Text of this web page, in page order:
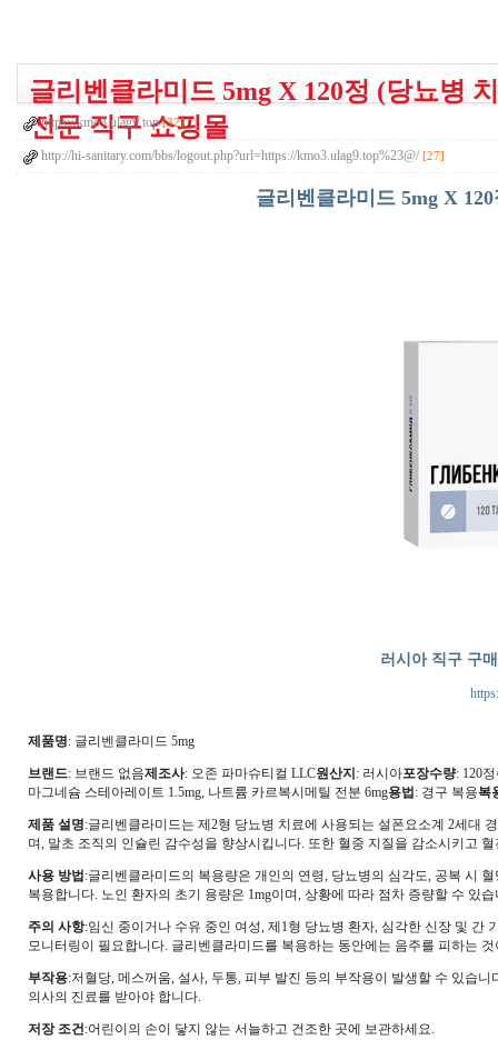
글리벤클라미드 5mg X 120정 (당뇨병
전문 직구 쇼핑몰
https://kmo3.ulag9.top [32]
http://hi-sanitary.com/bbs/logout.php?url=https://kmo3.ulag9.top%23@/ [27]
글리벤클라미드 5mg X
러시아 직구 구
제품명: 글리벤클라미드 5mg
브랜드: 브랜드 없음제조사: 오존 파마슈티컬 LLC원산지 : 러시아포장수량: 120정
마그네슘 스테아레이트 1.5mg, 나트륨 카르복시메틸 전분 6mg용법 : 경구 복용복
제품 설명:글리벤클라미드는 제2형 당뇨병 치료에 사용되는 설폰요소계 2세대
며, 말초 조직의 인슐린 감수성을 향상시킵니다. 또한 혈중 지질을 감소시키고
사용 방법 :글리벤클라미드의 복용량은 개인의 연령, 당뇨병의 심각도, 공복 시
복용합니다. 노인 환자의 초기 용량은 1mg이며, 상황에 따라 점차 증량할 수 있
주의 사항:임신 중이거나 수유 중인 여성, 제1형 당뇨병 환자, 심각한 신장 및 간
모니터링이 필요합니다. 글리벤클라미드를 복용하는 동안에는 음주를 피하는
부작용:저혈당, 메스꺼움, 설사, 두통, 피부 발진 등의 부작용이 발생할 수 있습
의사의 진료를 받아야 합니다.
저장 조건:어린이의 손이 닿지 않는 서늘하고 건조한 곳에 보관하세요.